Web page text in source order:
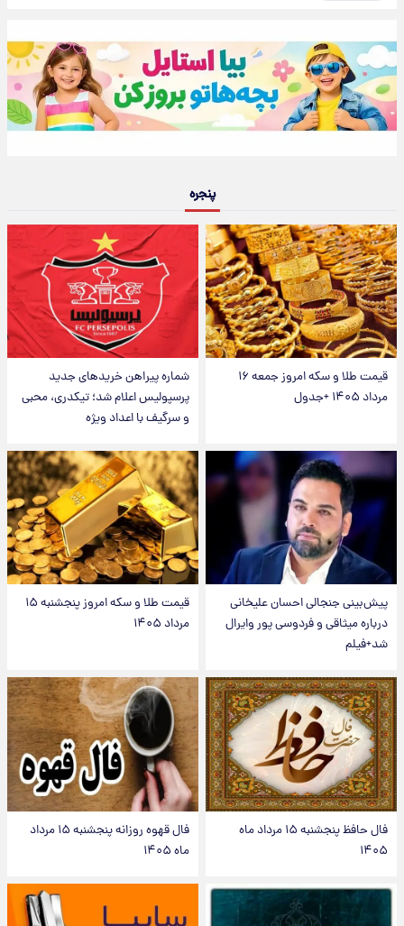
پنجره
قیمت طلا و سکه امروز جمعه ۱۶
مرداد ۱۴۰۵ +جدول
شماره پیراهن خریدهای جدید
پرسپولیس اعلام شد؛ تیکدری، محبی
و سرگیف با اعداد ویژه
پیش‌بینی جنجالی احسان علیخانی
درباره میثاقی و فردوسی پور وایرال
شد+فیلم
قیمت طلا و سکه امروز پنجشنبه ۱۵
مرداد ۱۴۰۵
فال حافظ پنجشنبه ۱۵ مرداد ماه
۱۴۰۵
فال قهوه روزانه پنجشنبه ۱۵ مرداد
ماه ۱۴۰۵